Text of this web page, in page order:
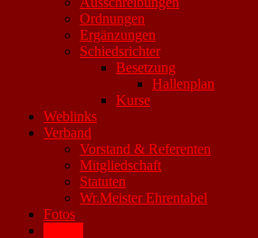
Ordnungen
Ergänzungen
Schiedsrichter
Besetzung
Hallenplan
Kurse
Weblinks
Verband
Vorstand & Referenten
Mitgliedschaft
Statuten
Wr.Meister Ehrentabel
Fotos